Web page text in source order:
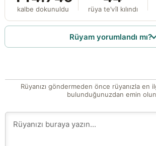
kalbe dokunuldu rüya te’vîl kılındı
Rüyam yorumlandı mı?
Rüyanızı göndermeden önce rüyanızla en
bulunduğunuzdan emin